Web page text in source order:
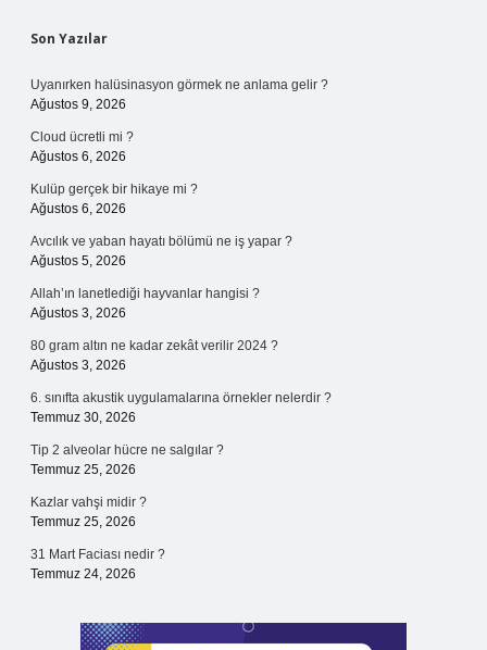
Sidebar
Son Yazılar
Uyanırken halüsinasyon görmek ne anlama gelir ?
Ağustos 9, 2026
Cloud ücretli mi ?
Ağustos 6, 2026
Kulüp gerçek bir hikaye mi ?
Ağustos 6, 2026
Avcılık ve yaban hayatı bölümü ne iş yapar ?
Ağustos 5, 2026
Allah’ın lanetlediği hayvanlar hangisi ?
Ağustos 3, 2026
80 gram altın ne kadar zekât verilir 2024 ?
Ağustos 3, 2026
6. sınıfta akustik uygulamalarına örnekler nelerdir ?
Temmuz 30, 2026
Tip 2 alveolar hücre ne salgılar ?
Temmuz 25, 2026
Kazlar vahşi midir ?
Temmuz 25, 2026
31 Mart Faciası nedir ?
Temmuz 24, 2026